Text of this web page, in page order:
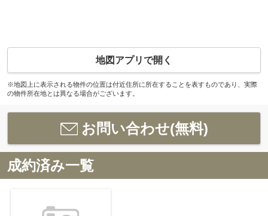
地図アプリで開く
※地図上に表示される物件の位置は付近住所に所在することを表すものであり、実際
の物件所在地とは異なる場合がございます。
お問い合わせ(無料)
成約済み一覧